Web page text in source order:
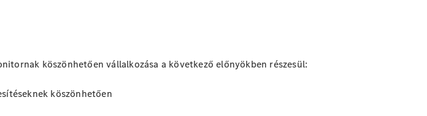
köszönhetően vállalkozása a következő előnyökben részesül:
köszönhetően